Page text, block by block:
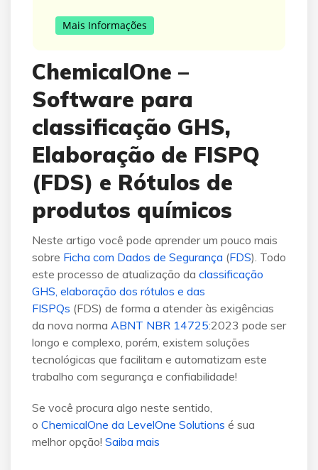
Mais Informações
ChemicalOne –
Software para
classificação GHS,
Elaboração de FISPQ
(FDS) e Rótulos de
produtos químicos
Neste artigo você pode aprender um pouco mais
sobre Ficha com Dados de Segurança (FDS). Todo
este processo de atualização da classificação
GHS, elaboração dos rótulos e das
FISPQs (FDS) de forma a atender às exigências
da nova norma ABNT NBR 14725:2023 pode ser
longo e complexo, porém, existem soluções
tecnológicas que facilitam e automatizam este
trabalho com segurança e confiabilidade!
Se você procura algo neste sentido,
o ChemicalOne da LevelOne Solutions é sua
melhor opção! Saiba mais